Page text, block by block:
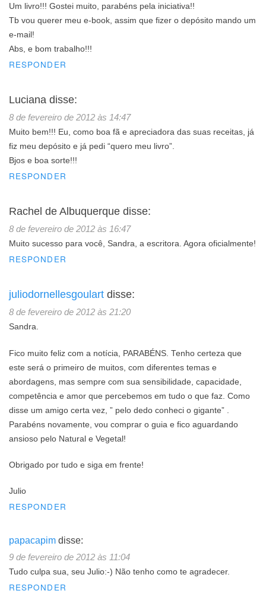
Um livro!!! Gostei muito, parabéns pela iniciativa!!
Tb vou querer meu e-book, assim que fizer o depósito mando um
e-mail!
Abs, e bom trabalho!!!
RESPONDER
Luciana disse:
8 de fevereiro de 2012 às 14:47
Muito bem!!! Eu, como boa fã e apreciadora das suas receitas, já
fiz meu depósito e já pedi “quero meu livro”.
Bjos e boa sorte!!!
RESPONDER
Rachel de Albuquerque disse:
8 de fevereiro de 2012 às 16:47
Muito sucesso para você, Sandra, a escritora. Agora oficialmente!
RESPONDER
juliodornellesgoulart disse:
8 de fevereiro de 2012 às 21:20
Sandra.
Fico muito feliz com a notícia, PARABÉNS. Tenho certeza que
este será o primeiro de muitos, com diferentes temas e
abordagens, mas sempre com sua sensibilidade, capacidade,
competência e amor que percebemos em tudo o que faz. Como
disse um amigo certa vez, ” pelo dedo conheci o gigante” .
Parabéns novamente, vou comprar o guia e fico aguardando
ansioso pelo Natural e Vegetal!
Obrigado por tudo e siga em frente!
Julio
RESPONDER
papacapim disse:
9 de fevereiro de 2012 às 11:04
Tudo culpa sua, seu Julio:-) Não tenho como te agradecer.
RESPONDER